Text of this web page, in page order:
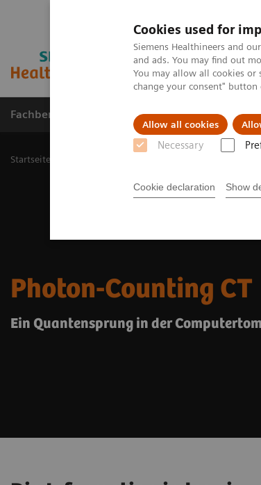
Cookies used for
Siemens Healthineers and
and ads. You may find out
You may allow all cookies or
change your consent" button
Allow all cookies
Necessary
Cookie declaration Show
Fachbereiche Healthcare
Startseite
Photon-Counting CT
Ein Quantensprung in der